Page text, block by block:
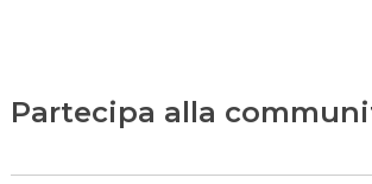
Partecipa alla